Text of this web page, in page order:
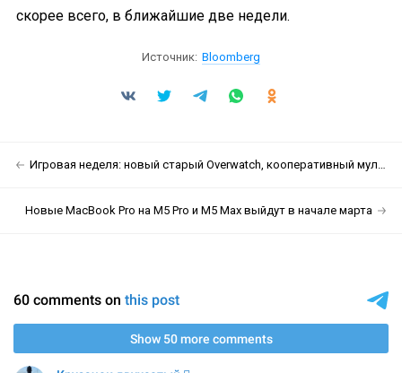
скорее всего, в ближайшие две недели.
Источник: Bloomberg
Игровая неделя: новый старый Overwatch, кооперативный мультяшный Horizon и полировка ремастера Fallout 3
Новые MacBook Pro на M5 Pro и M5 Max выйдут в начале марта